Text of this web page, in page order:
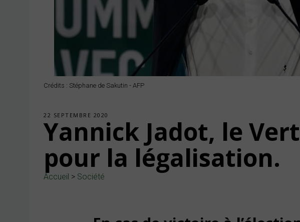
Crédits : Stéphane de Sakutin - AFP
22 SEPTEMBRE 2020
Yannick Jadot, le
pour la légalisation.
Accueil > Société